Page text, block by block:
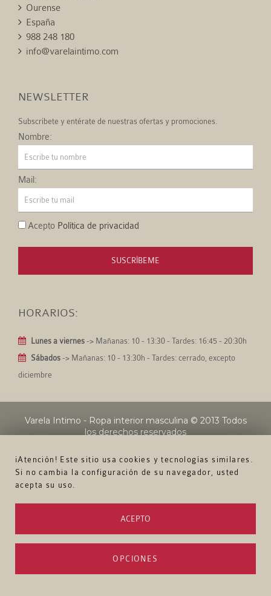
¡Atención! Este sitio usa cookies y tecnologías similares.
Si no cambia la configuración de su navegador, usted
acepta su uso.
ACEPTO
OPCIONES
Ourense
España
988 248 180
info@varelaintimo.com
NEWSLETTER
Subscríbete y entérate de nuestras ofertas y promociones.
Nombre:
Mail:
Acepto Política de privacidad
SUSCRÍBEME
HORARIOS:
Lunes a viernes -> Mañanas: 10 - 13:30 - Tardes: 16:45 - 20:30h
Sábados -> Mañanas: 10 - 13:30h - Tardes: cerrado, excepto
diciembre
Varela Intimo - Ropa interior masculina © 2013 Todos
los derechos reservados